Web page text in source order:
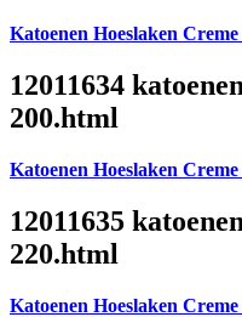
Katoenen Hoeslaken Creme
12011634
200.html
Katoenen Hoeslaken Creme
12011635
220.html
Katoenen Hoeslaken Creme